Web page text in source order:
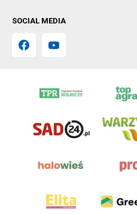
SOCIAL MEDIA